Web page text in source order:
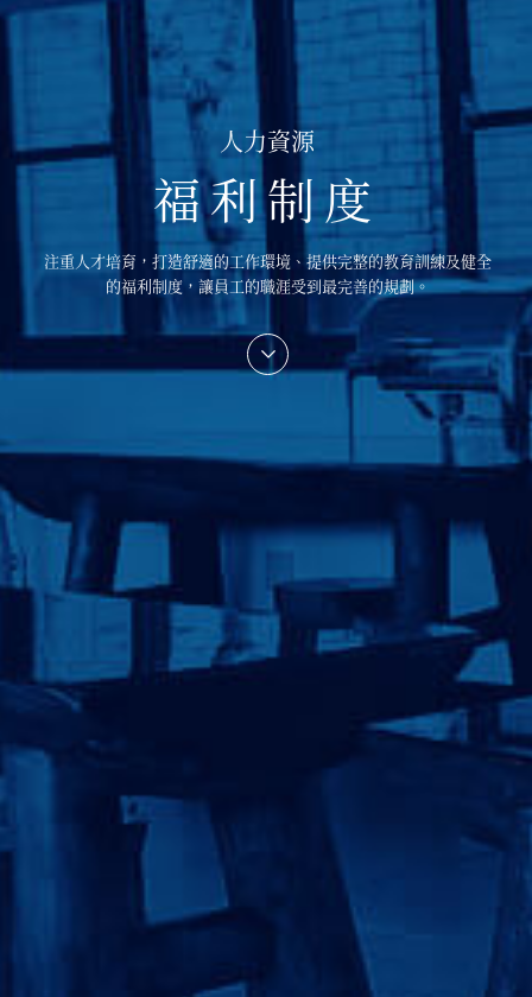
人力資源
福利制度
注重人才培育，打造舒適的工作環境、提供完整的教育訓練及健全
的福利制度，讓員工的職涯受到最完善的規劃。